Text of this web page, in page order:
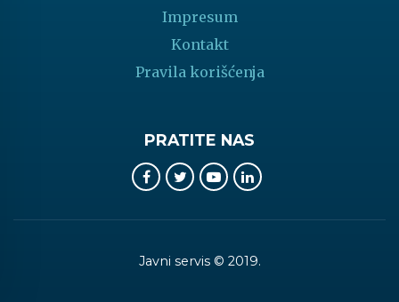
Impresum
Kontakt
Pravila korišćenja
PRATITE NAS
Javni servis © 2019.